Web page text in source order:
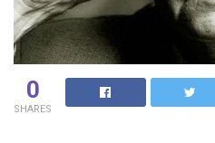
0
SHARES